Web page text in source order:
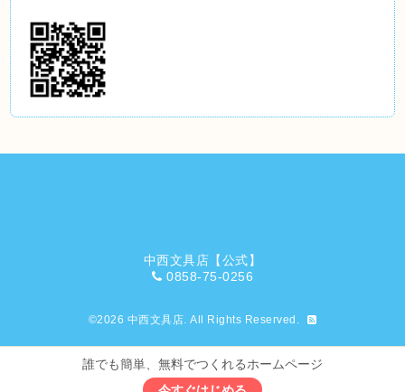
中西文具店【公式】
0858-75-0256
©2026 中西文具店. All Rights Reserved.
誰でも簡単、無料でつくれるホームページ